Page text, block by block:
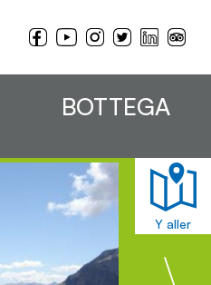
BOTTEGA
Y aller